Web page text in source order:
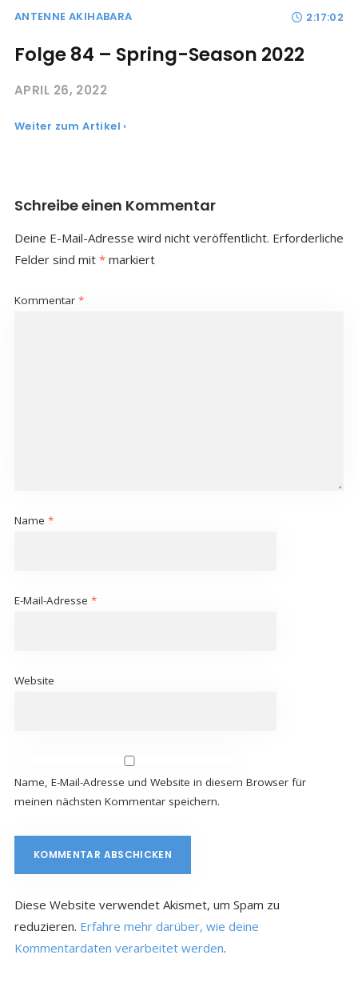
ANTENNE AKIHABARA 2:17:02
Folge 84 – Spring-Season 2022
APRIL 26, 2022
Weiter zum Artikel ›
Schreibe einen Kommentar
Deine E-Mail-Adresse wird nicht veröffentlicht. Erforderliche
Felder sind mit *markiert
Kommentar *
Name *
E-Mail-Adresse *
Website
Name, E-Mail-Adresse und Website in diesem Browser für
meinen nächsten Kommentar speichern.
Diese Website verwendet Akismet, um Spam zu
reduzieren. Erfahre mehr darüber, wie deine
Kommentardaten verarbeitet werden.